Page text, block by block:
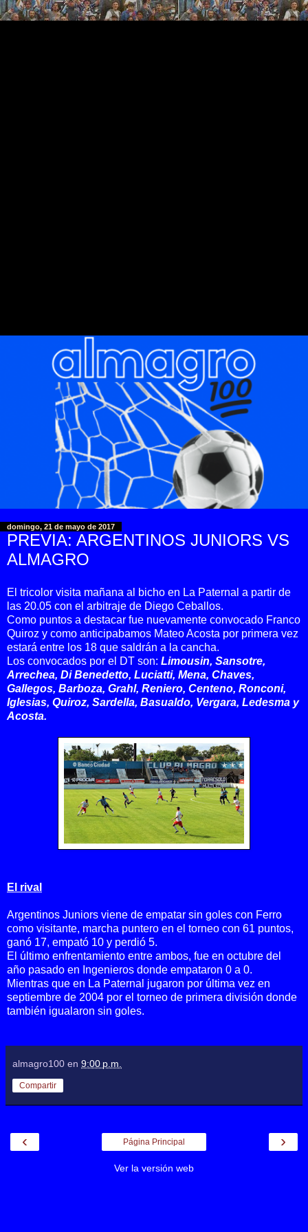
domingo, 21 de mayo de 2017
PREVIA: ARGENTINOS JUNIORS VS
ALMAGRO
El tricolor visita mañana al bicho en La Paternal a partir de
las 20.05 con el arbitraje de Diego Ceballos.
Como puntos a destacar fue nuevamente convocado Franco
Quiroz y como anticipabamos Mateo Acosta por primera vez
estará entre los 18 que saldrán a la cancha.
Los convocados por el DT son: Limousin, Sansotre,
Arrechea, Di Benedetto, Luciatti, Mena, Chaves,
Gallegos, Barboza, Grahl, Reniero, Centeno, Ronconi,
Iglesias, Quiroz, Sardella, Basualdo, Vergara, Ledesma y
Acosta.
El rival
Argentinos Juniors viene de empatar sin goles con Ferro
como visitante, marcha puntero en el torneo con 61 puntos,
ganó 17, empató 10 y perdió 5.
El último enfrentamiento entre ambos, fue en octubre del
año pasado en Ingenieros donde empataron 0 a 0.
Mientras que en La Paternal jugaron por última vez en
septiembre de 2004 por el torneo de primera división donde
también igualaron sin goles.
almagro100 en 9:00 p.m.
Compartir
‹ ›
Página Principal
Ver la versión web